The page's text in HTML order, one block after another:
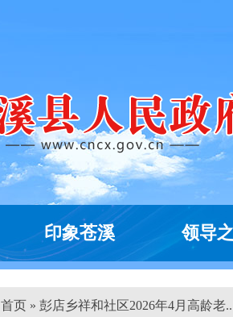
印象苍溪 领导
首页 » 彭店乡祥和社区2026年4月高龄老